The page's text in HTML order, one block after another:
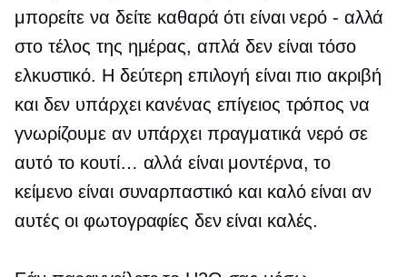
μπορείτε να δείτε καθαρά ότι είναι νερό - αλλά
στο τέλος της ημέρας, απλά δεν είναι τόσο
ελκυστικό. Η δεύτερη επιλογή είναι πιο ακριβή
και δεν υπάρχει κανένας επίγειος τρόπος να
γνωρίζουμε αν υπάρχει πραγματικά νερό σε
αυτό το κουτί… αλλά είναι μοντέρνα, το
κείμενο είναι συναρπαστικό και καλό είναι αν
αυτές οι φωτογραφίες δεν είναι καλές.